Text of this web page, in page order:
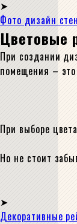
Фото дизайн стен
Цветовые
При создании
помещения –
При выборе
Но не стоит
Декоративные